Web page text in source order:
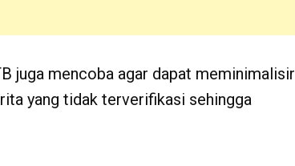
juga mencoba agar dapat meminimalisir
yang tidak terverifikasi sehingga